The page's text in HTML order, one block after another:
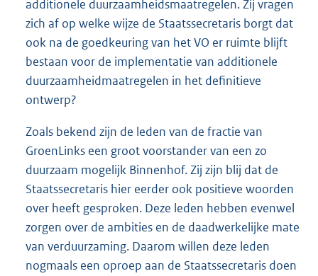
additionele duurzaamheidsmaatregelen. Zij vragen
zich af op welke wijze de Staatssecretaris borgt dat
ook na de goedkeuring van het VO er ruimte blijft
bestaan voor de implementatie van additionele
duurzaamheidmaatregelen in het definitieve
ontwerp?
Zoals bekend zijn de leden van de fractie van
GroenLinks een groot voorstander van een zo
duurzaam mogelijk Binnenhof. Zij zijn blij dat de
Staatssecretaris hier eerder ook positieve woorden
over heeft gesproken. Deze leden hebben evenwel
zorgen over de ambities en de daadwerkelijke mate
van verduurzaming. Daarom willen deze leden
nogmaals een oproep aan de Staatssecretaris doen